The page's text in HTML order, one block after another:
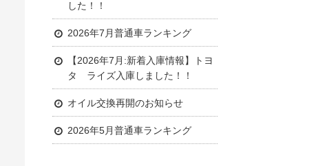
した！！
2026年7月普通車ランキング
【2026年7月:新着入庫情報】トヨ
タ ライズ入庫しました！！
オイル交換再開のお知らせ
2026年5月普通車ランキング